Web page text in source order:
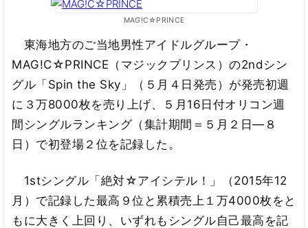
MAG!C☆PRINCE
東海地方のご当地男性アイドルグループ・
MAG!C☆PRINCE（マジックプリンス）の2ndシン
グル「Spin the Sky」（５月４日発売）が発売初週
に３万8000枚を売り上げ、５月16日付オリコン週
間シングルランキング（集計期間＝５月２日―８
日）で初登場２位を記録した。
1stシングル「絶対☆アイシテル！」（2015年12
月）で記録した最高９位と累積売上１万4000枚をと
もに大きく上回り、いずれもシングル自己最高を記